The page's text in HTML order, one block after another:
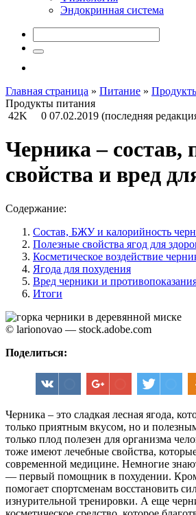
Эндокринная система
Главная страница » Питание »
Продукты питания
42K
0 07.02.2019 (последняя
Черника – состав,
свойства и вред
Содержание:
Состав, БЖУ и калорийность
Полезные свойства ягод для
Косметическое воздействие
Ягода для похудения
Вред черники и
Итоги
© larionovao — stock.adobe.com
Поделиться:
Черника – это сладкая лесная ягода,
только приятным вкусом, но и
только плод полезен для организма
тоже имеют лечебные свойства,
современной медицине. Немногие
— первый помощник в похудении.
помогает спортсменам восстановить
изнурительной тренировки. А еще